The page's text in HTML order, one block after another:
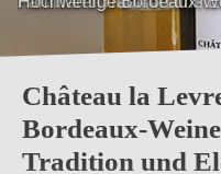
Château la
Bordeaux-
Tradition und